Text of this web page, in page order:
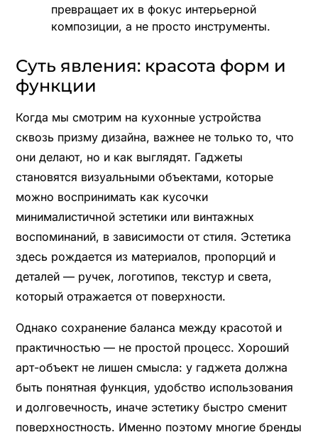
превращает их в фокус интерьерной
композиции, а не просто инструменты.
Суть явления: красота форм и
функции
Когда мы смотрим на кухонные устройства
сквозь призму дизайна, важнее не только то, что
они делают, но и как выглядят. Гаджеты
становятся визуальными объектами, которые
можно воспринимать как кусочки
минималистичной эстетики или винтажных
воспоминаний, в зависимости от стиля. Эстетика
здесь рождается из материалов, пропорций и
деталей — ручек, логотипов, текстур и света,
который отражается от поверхности.
Однако сохранение баланса между красотой и
практичностью — не простой процесс. Хороший
арт-объект не лишен смысла: у гаджета должна
быть понятная функция, удобство использования
и долговечность, иначе эстетику быстро сменит
поверхностность. Именно поэтому многие бренды